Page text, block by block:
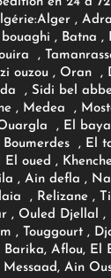
Alger ,
, Batna ,
,
ouzou , Oran
, Sidi bel
, Medea ,
, El
, El
oued ,
, Ain defla ,
, Relizane ,
, Ouled Djellal ,
, Touggourt ,
Aflou, El
Messaad, Ain